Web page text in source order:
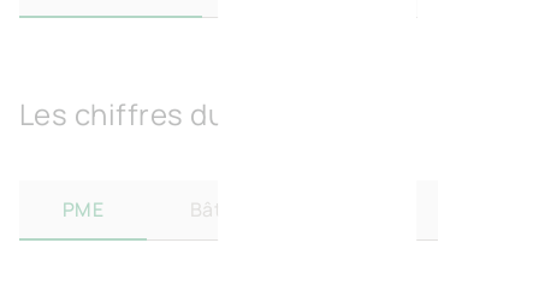
Les chiffres du projet
PME Bâtiments sur mesure